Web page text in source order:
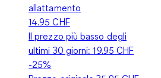
allattamento
14.95 CHF
Il prezzo più basso degli
ultimi 30 giorni:19.95 CHF
-25%